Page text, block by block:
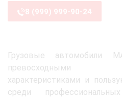
8 (999) 999-90-24
Грузовые автомобили
превосходными
характеристиками и
среди